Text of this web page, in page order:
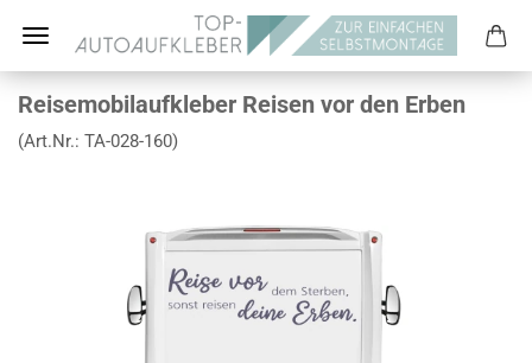
Reisemobilaufkleber Reisen vor den Erben
(Art.Nr.: TA-028-160)